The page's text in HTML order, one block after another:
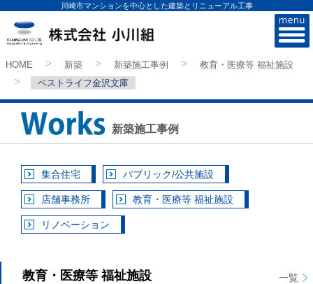
川崎市マンションを中心とした建築とリニューアル工事
HOME >新築 >新築施工事例 >
教育・医療等 福祉施設
ベストライフ金沢文庫
新築施工事例
集合住宅 パブリック/公共施設
店舗事務所 教育・医療等 福祉施設
リノベーション
教育・医療等 福祉施設 一覧